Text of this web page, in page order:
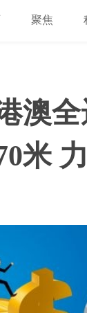
聚焦
澳
米